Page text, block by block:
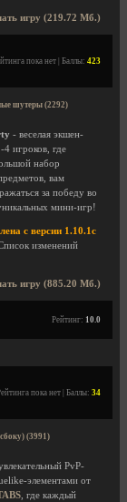
игру (219.72 Мб.)
пока нет | Баллы: 423
шутеры (2292)
- веселая экшен-
4 игроков, где
набор
вам
за победу во
мини-игр!
с версии 1.10.1c
изменений
игру (885.20 Мб.)
Рейтинг: 10.0
пока нет | Баллы: 34
(3991)
PvP-
элементами от
, где каждый